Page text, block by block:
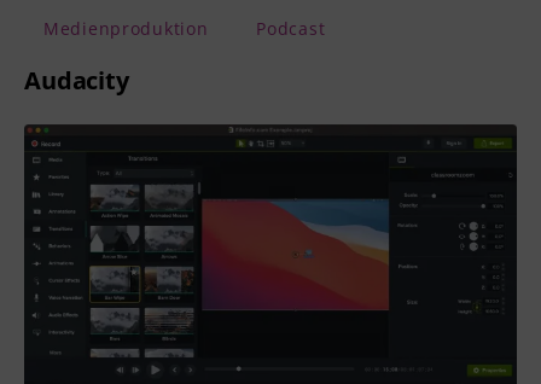
Medienproduktion Podcast
Audacity